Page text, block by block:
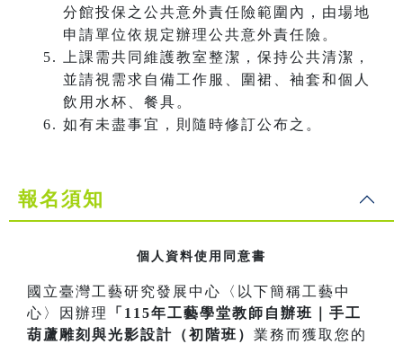
分館投保之公共意外責任險範圍內，由場地
申請單位依規定辦理公共意外責任險。
上課需共同維護教室整潔，保持公共清潔，
並請視需求自備工作服、圍裙、袖套和個人
飲用水杯、餐具。
如有未盡事宜，則隨時修訂公布之。
報名須知
個人資料使用同意書
國立臺灣工藝研究發展中心〈以下簡稱工藝中
心〉因辦理
「115年工藝學堂教師自辦班｜手工
葫蘆雕刻與光影設計（初階班） 業務而獲取您的